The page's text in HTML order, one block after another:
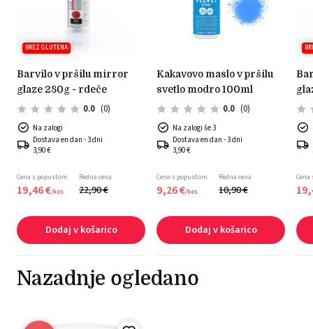
BREZ GLUTENA
barvilo v pršilu mirror
glaze 280g - rdeče
0.0 (0)
Na zalogi
Dostava en dan - 3 dni
3,90 €
Cena s popustom
19,46€/kos
Redna cena
22,90€
Dodaj v košarico
kakavovo maslo v pršilu
svetlo modro 100ml
0.0 (0)
Na zalogi še 3
Dostava en dan - 3 dni
3,90 €
Cena s popustom
9,26€/kos
Redna cena
10,90€
Dodaj v košarico
barvilo v pršilu mirror
19,
Nazadnje ogledano